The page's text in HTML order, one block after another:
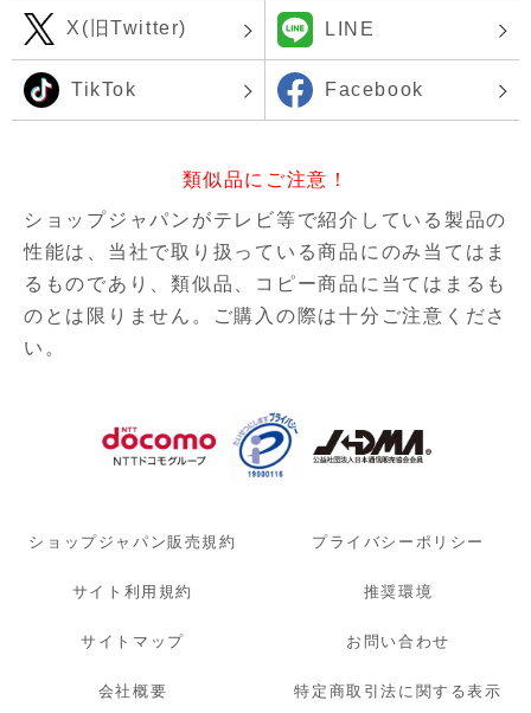
X(旧Twitter) LINE
TikTok Facebook
類似品にご注意！
ショップジャパンがテレビ等で紹介している製品の
性能は、当社で取り扱っている商品にのみ当てはま
るものであり、類似品、コピー商品に当てはまるも
のとは限りません。ご購入の際は十分ご注意くださ
い。
ショップジャパン販売規約 プライバシーポリシー
サイト利用規約 推奨環境
サイトマップ お問い合わせ
会社概要 特定商取引法に関する表示